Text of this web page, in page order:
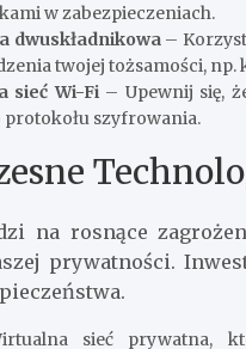
w zabezpieczeniach.
dwuskładnikowa–
twojej tożsamości, np.
sieć Wi-Fi– Upewnij się,
szyfrowania.
na rosnące
prywatności.
sieć prywatna,